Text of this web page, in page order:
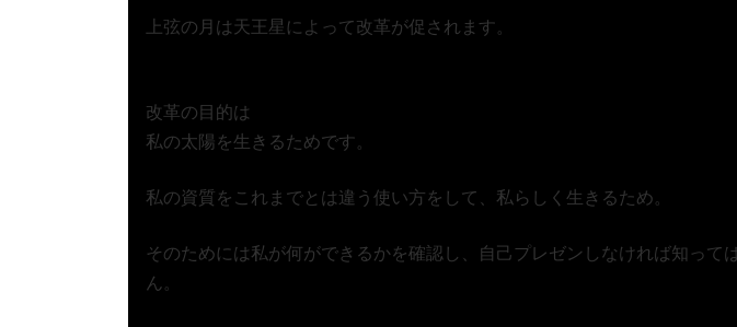
上弦の月は天王星によって改革が促されます。
改革の目的は
私の太陽を生きるためです。
私の資質をこれまでとは違う使い方をして、私らしく生きるため。
そのためには私が何ができるかを確認し、自己プレゼンしなければ知っ
ん。